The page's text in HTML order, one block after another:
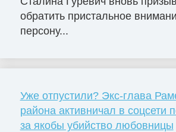
обратить пристальное
персону...
Уже отпустили? Экс-глава
района активничал в соцсети
за якобы убийство любовницы